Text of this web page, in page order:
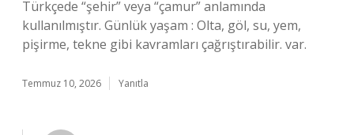
Türkçede “şehir” veya “çamur” anlamında
kullanılmıştır. Günlük yaşam : Olta, göl, su, yem,
pişirme, tekne gibi kavramları çağrıştırabilir. var.
Temmuz 10, 2026 Yanıtla